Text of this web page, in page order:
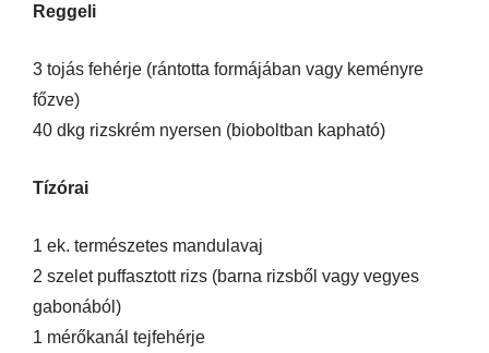
Reggeli
3 tojás fehérje (rántotta formájában vagy keményre
főzve)
40 dkg rizskrém nyersen (bioboltban kapható)
Tízórai
1 ek. természetes mandulavaj
2 szelet puffasztott rizs (barna rizsből vagy vegyes
gabonából)
1 mérőkanál tejfehérje